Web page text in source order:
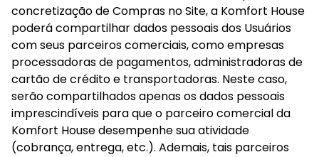
concretização de Compras no Site, a Komfort House
poderá compartilhar dados pessoais dos Usuários
com seus parceiros comerciais, como empresas
processadoras de pagamentos, administradoras de
cartão de crédito e transportadoras. Neste caso,
serão compartilhados apenas os dados pessoais
imprescindíveis para que o parceiro comercial da
Komfort House desempenhe sua atividade
(cobrança, entrega, etc.). Ademais, tais parceiros